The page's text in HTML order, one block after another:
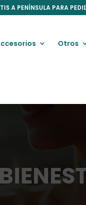
A PENÍNSULA PARA
Otros